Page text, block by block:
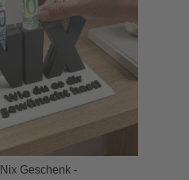
Nix Geschenk -